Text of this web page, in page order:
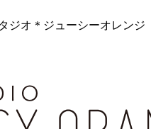
ジオ＊ジューシーオレンジ